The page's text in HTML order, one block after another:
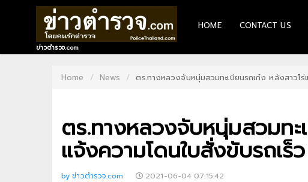
HOME
CONTACT
ข่าวตำรวจ.com
HOME CONTACT US
Home News ตร.ทางหลวงจับหนุ่มสวมทะเบียนรถเก๋ง หลังสาวโร่
ตร.ทางหลวงจับหนุ่มสวมทะ
แจ้งความโดนใบสั่งขับรถเร็ว
by ข่าวตำรวจ.com 2021-06-04 07:15:42